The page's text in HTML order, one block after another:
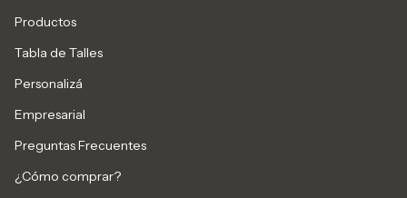
Productos
Tabla de Talles
Personalizá
Empresarial
Preguntas Frecuentes
¿Cómo comprar?